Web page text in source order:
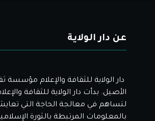
عن دار الولاية
دار الولاية للثقافة والإعلام مؤسسة
لتساهم في معالجة الحاجة التي
بالمعلومات المرتبطة بالثورة